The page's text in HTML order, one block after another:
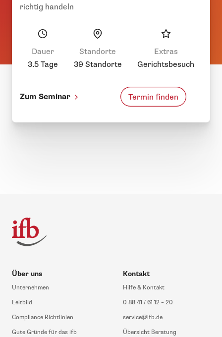
richtig handeln
Dauer
3.5 Tage
Standorte
39 Standorte
Extras
Gerichtsbesuch
Zum Seminar Termin finden
Über uns
Unternehmen
Leitbild
Compliance Richtlinien
Gute Gründe für das ifb
Kontakt
Hilfe & Kontakt
0 88 41 / 61 12 – 20
service@ifb.de
Übersicht Beratung